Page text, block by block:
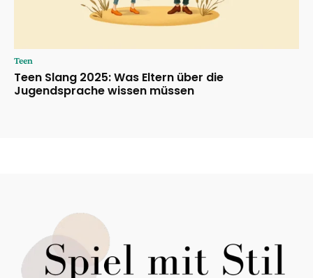
Teen
Teen Slang 2025: Was Eltern über die
Jugendsprache wissen müssen